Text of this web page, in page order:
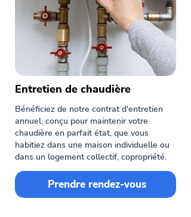
Entretien de chaudière
Bénéficiez de notre contrat d'entretien
annuel, conçu pour maintenir votre
chaudière en parfait état, que vous
habitiez dans une maison individuelle ou
dans un logement collectif, copropriété.
Prendre rendez-vous